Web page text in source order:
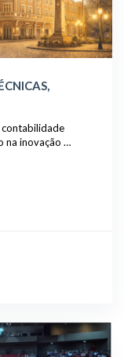
na inovação …